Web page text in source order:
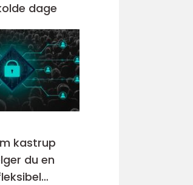
dage
kastrup
du en